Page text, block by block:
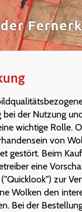
bei der Nutzung
wichtige Rolle.
von
gestört. Beim
eine
zur
Wolken den
Bei der